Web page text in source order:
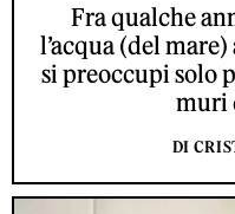
Fra qualche
l’acqua (del
si preoccupi solo
muri
DI